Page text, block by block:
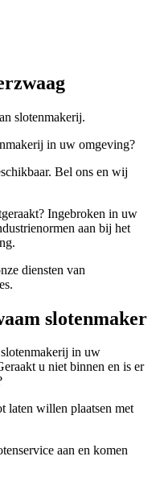
slotenmakerij.
in uw omgeving?
Bel ons en wij
Ingebroken in uw
aan bij het
diensten van
slotenmaker
in uw
u niet binnen en is er
laten willen plaatsen met
aan en komen